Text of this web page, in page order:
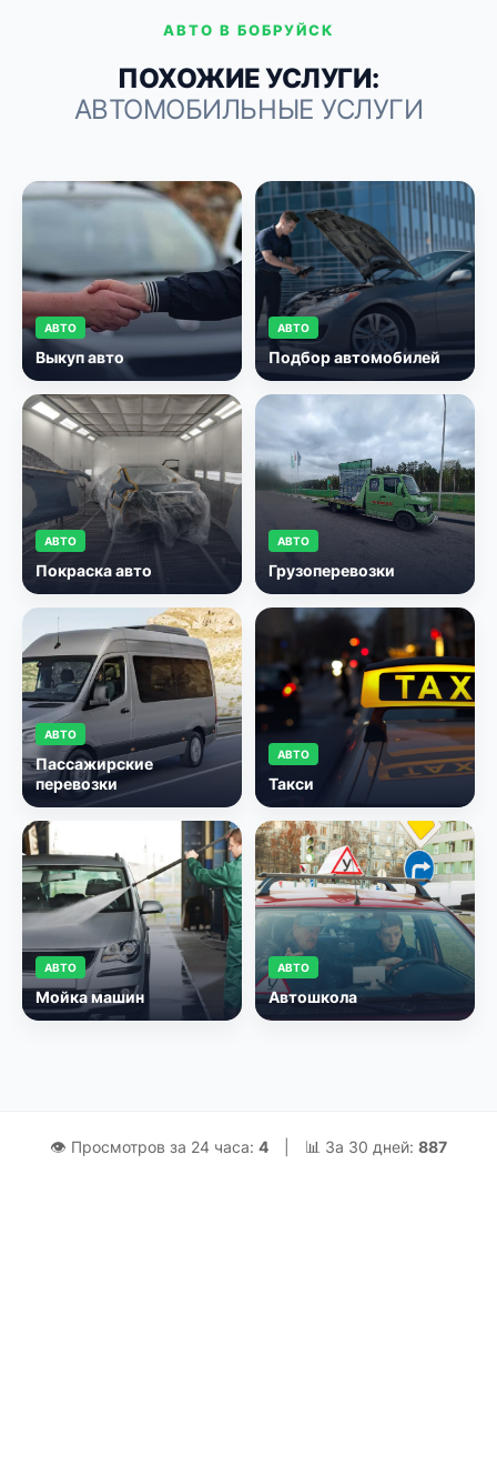
АВТО В БОБРУЙСК
ПОХОЖИЕ УСЛУГИ:
АВТОМОБИЛЬНЫЕ УСЛУГИ
АВТО
Выкуп авто
АВТО
Подбор автомобилей
АВТО
Покраска авто
АВТО
Грузоперевозки
АВТО
Пассажирские
перевозки
АВТО
Такси
АВТО
Мойка машин
АВТО
Автошкола
👁 Просмотров за 24 часа: 4 📊 За 30 дней: 887